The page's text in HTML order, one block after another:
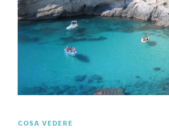
COSA VEDERE